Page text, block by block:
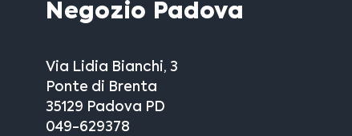
Negozio Padova
Via Lidia Bianchi, 3
Ponte di Brenta
35129 Padova PD
049-629378